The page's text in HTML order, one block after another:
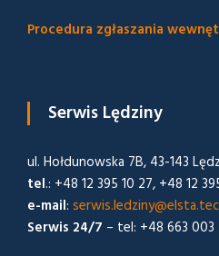
Procedura zgłaszania
Serwis Lędziny
ul. Hołdunowska 7B, 43-143
tel.: +48 12 395 10 27, +48 12
e-mail:
Serwis 24/7 – tel: +48 663 003